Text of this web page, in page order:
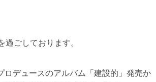
ごしております。
デュースのアルバム「建設的」発売か